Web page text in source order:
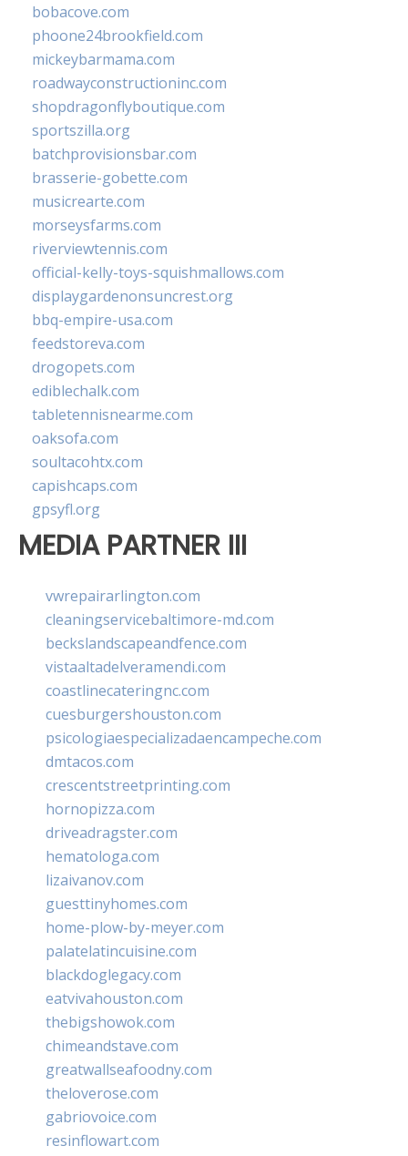
bobacove.com
phoone24brookfield.com
mickeybarmama.com
roadwayconstructioninc.com
shopdragonflyboutique.com
sportszilla.org
batchprovisionsbar.com
brasserie-gobette.com
musicrearte.com
morseysfarms.com
riverviewtennis.com
official-kelly-toys-squishmallows.com
displaygardenonsuncrest.org
bbq-empire-usa.com
feedstoreva.com
drogopets.com
ediblechalk.com
tabletennisnearme.com
oaksofa.com
soultacohtx.com
capishcaps.com
gpsyfl.org
MEDIA PARTNER III
vwrepairarlington.com
cleaningservicebaltimore-md.com
beckslandscapeandfence.com
vistaaltadelveramendi.com
coastlinecateringnc.com
cuesburgershouston.com
psicologiaespecializadaencampeche.com
dmtacos.com
crescentstreetprinting.com
hornopizza.com
driveadragster.com
hematologa.com
lizaivanov.com
guesttinyhomes.com
home-plow-by-meyer.com
palatelatincuisine.com
blackdoglegacy.com
eatvivahouston.com
thebigshowok.com
chimeandstave.com
greatwallseafoodny.com
theloverose.com
gabriovoice.com
resinflowart.com